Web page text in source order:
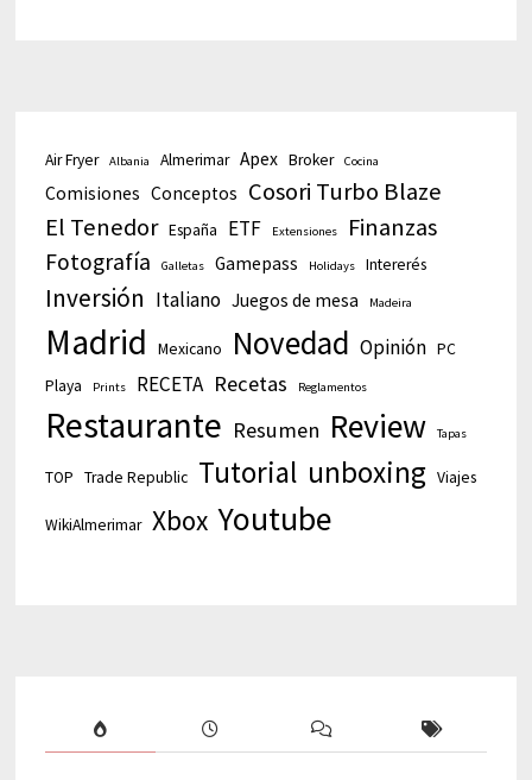
Air Fryer Albania Almerimar Apex Broker Cocina
Comisiones Conceptos Cosori Turbo Blaze
El Tenedor España ETF Extensiones Finanzas
Fotografía Galletas Gamepass Holidays Intererés
Inversión Italiano Juegos de mesa Madeira
Madrid Mexicano Novedad Opinión PC
Playa
Prints RECETA Recetas Reglamentos
Restaurante Resumen Review Tapas
TOP Trade Republic Tutorial unboxing Viajes
WikiAlmerimar Xbox Youtube